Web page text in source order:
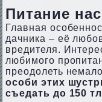
Питание
Главная
дачника – её
вредителя.
любимого
преодолеть
особи этих
съедать до 150